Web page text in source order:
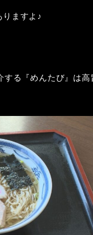
りますよ♪
する『めんたび』は高